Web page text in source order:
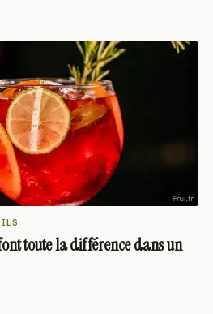
toute la différence dans un